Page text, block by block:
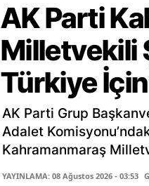
AK Parti
Milletvekili
Türkiye
AK Parti Grup
Adalet
Kahramanmaraş
YAYINLAMA: 08 Ağustos 2026 - 03:53